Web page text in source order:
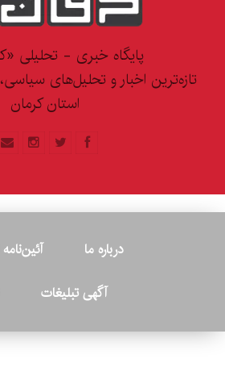
پایگاه خبری - تحلیلی
تازه‌ترین اخبار و تحلیل‌های
استان کرمان
درباره ما
آگهی تبلیغات